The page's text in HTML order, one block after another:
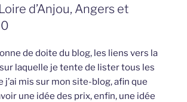
d’Anjou, Angers et
de doite du blog, les liens vers la
sur laquelle je tente de lister tous les
j’ai mis sur mon site-blog, afin que
une idée des prix, enfin, une idée